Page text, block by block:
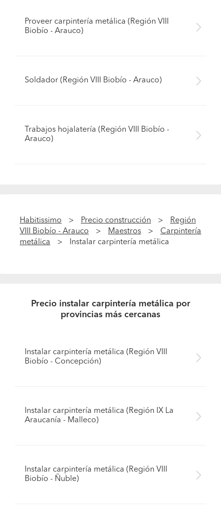
Proveer carpintería metálica (Región VIII
Biobío - Arauco)
Soldador (Región VIII Biobío - Arauco)
Trabajos hojalatería (Región VIII Biobío -
Arauco)
Habitissimo Precio construcción
Región
VIII Biobío - Arauco
Maestros
Carpintería
metálica
Instalar carpintería metálica
Precio instalar carpintería metálica por
provincias más cercanas
Instalar carpintería metálica (Región VIII
Biobío - Concepción)
Instalar carpintería metálica (Región IX La
Araucanía - Malleco)
Instalar carpintería metálica (Región VIII
Biobío - Ñuble)